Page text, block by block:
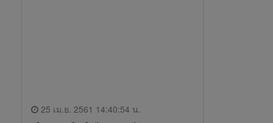
25 เม.ย. 2561 14:40:54 น.